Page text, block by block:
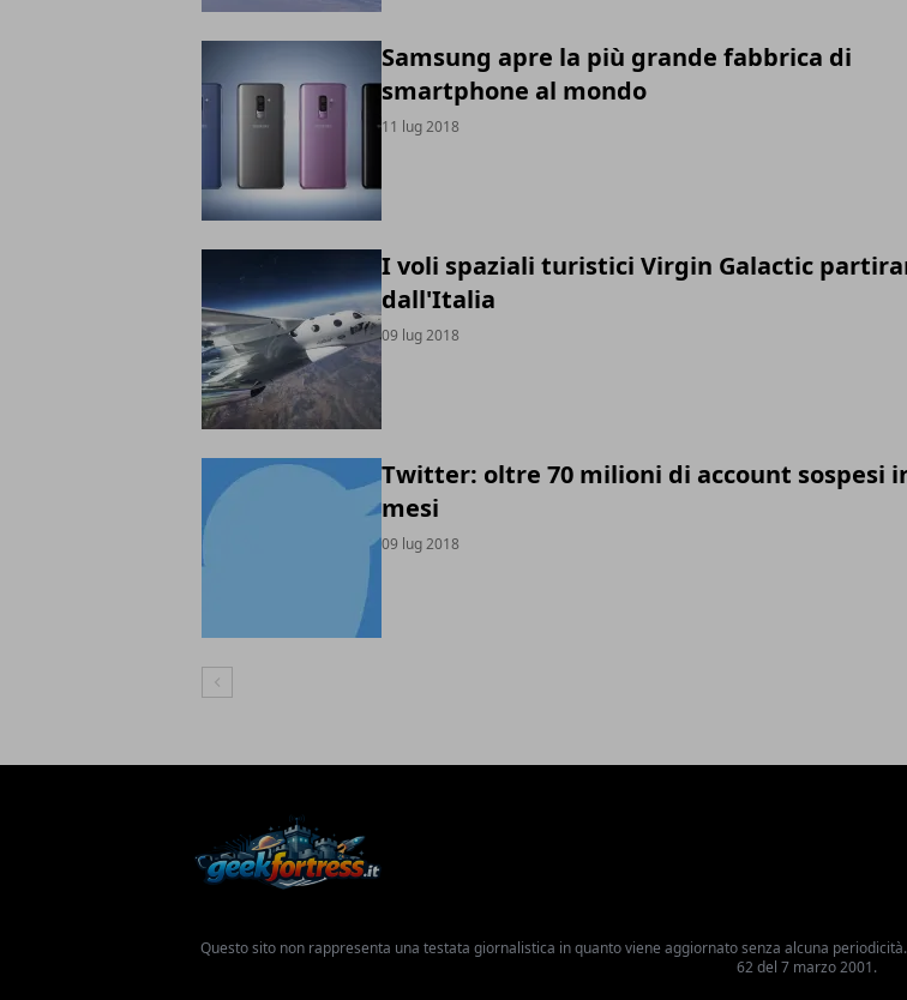
Samsung apre la più grande fabbrica di
smartphone al mondo
11 lug 2018
I voli spaziali turistici Virgin Galactic
dall'Italia
09 lug 2018
Twitter: oltre 70 milioni di account sospesi
mesi
09 lug 2018
Articolo Precedente
Questo sito non rappresenta una testata giornalistica in quanto viene aggiornato senza alcuna
62 del 7 marzo 2001.